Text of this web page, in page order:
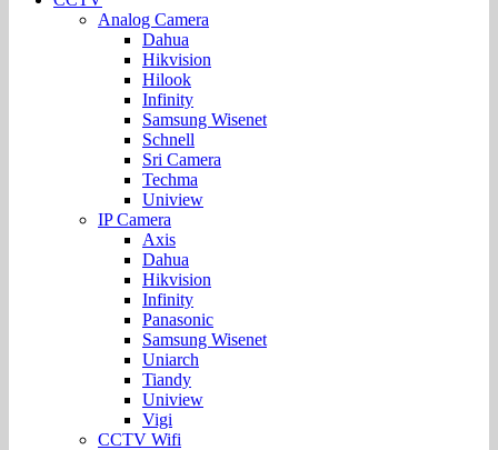
Analog Camera
Dahua
Hikvision
Hilook
Infinity
Samsung Wisenet
Schnell
Sri Camera
Techma
Uniview
IP Camera
Axis
Dahua
Hikvision
Infinity
Panasonic
Samsung Wisenet
Uniarch
Tiandy
Uniview
Vigi
CCTV Wifi